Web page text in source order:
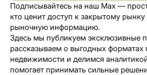
Подписывайтесь на наш Max —
кто ценит доступ к закрытому
рыночную информацию.
Здесь мы публикуем эксклюзивные
рассказываем о выгодных форматах
недвижимости и делимся
помогает принимать сильные